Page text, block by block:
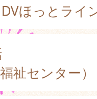
ほっとライ
祉センター）